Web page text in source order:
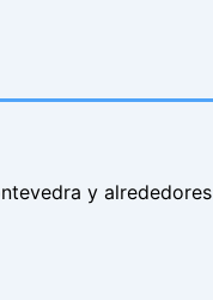
y alrededores